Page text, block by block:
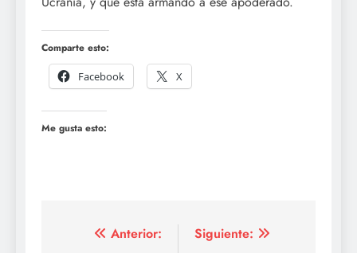
Comparte esto:
Facebook
X
Me gusta esto:
Navegación
Anterior:
Siguiente: